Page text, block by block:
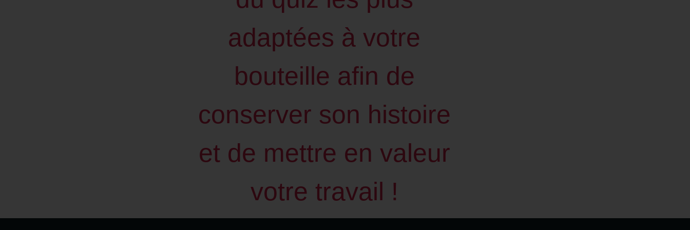
adaptées à votre
bouteille afin de
conserver son histoire
et de mettre en valeur
votre travail !